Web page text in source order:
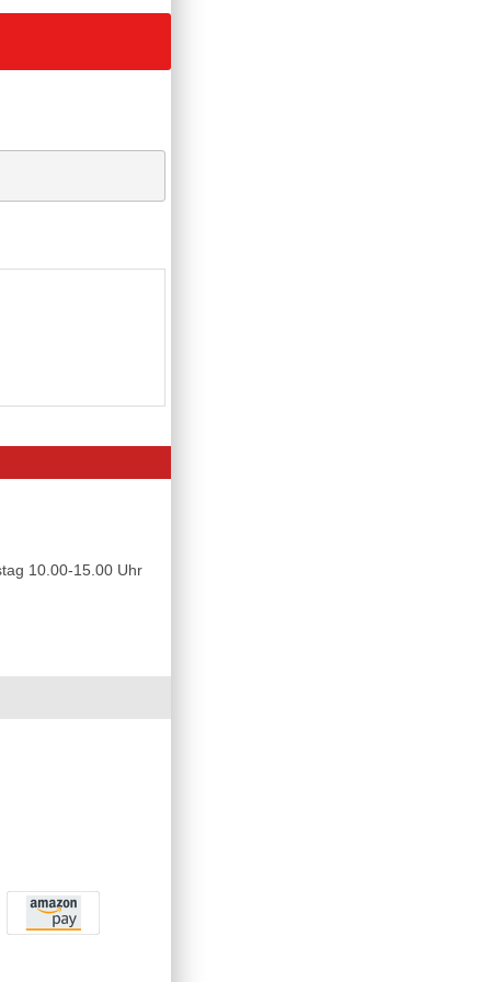
10.00-15.00 Uhr